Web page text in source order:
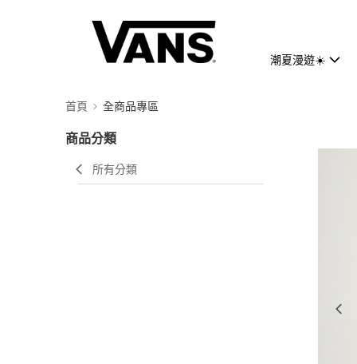
潮夏漫遊☀️
首頁 全商品專區
商品分類
所有分類